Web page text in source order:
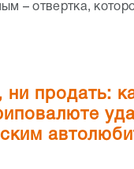
– отвертка,
ни продать: